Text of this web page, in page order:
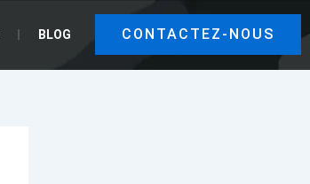
BLOG CONTACTEZ-NOUS